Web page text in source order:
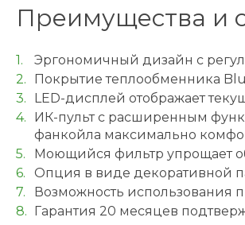
Преимущества и
Эргономичный дизайн с
Покрытие теплообменника
LED-дисплей отображает
ИК-пульт с расширенным
фанкойла максимально
Моющийся фильтр упрощает
Опция в виде декоративной
Возможность использования
Гарантия 20 месяцев